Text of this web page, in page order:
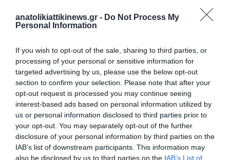
anatolikiattikinews.gr - Do Not Process My
Personal Information
If you wish to opt-out of the sale, sharing to third parties, or
processing of your personal or sensitive information for
targeted advertising by us, please use the below opt-out
section to confirm your selection. Please note that after your
opt-out request is processed you may continue seeing
interest-based ads based on personal information utilized by
us or personal information disclosed to third parties prior to
your opt-out. You may separately opt-out of the further
disclosure of your personal information by third parties on the
IAB’s list of downstream participants. This information may
also be disclosed by us to third parties on the IAB’s List of
ΣΧΕΤΙΚΈΣ ΑΝΑΡΤΉΣΕΙΣ